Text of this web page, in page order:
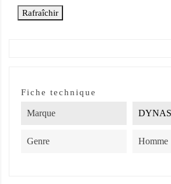
Fiche technique
Marque
Genre Homme